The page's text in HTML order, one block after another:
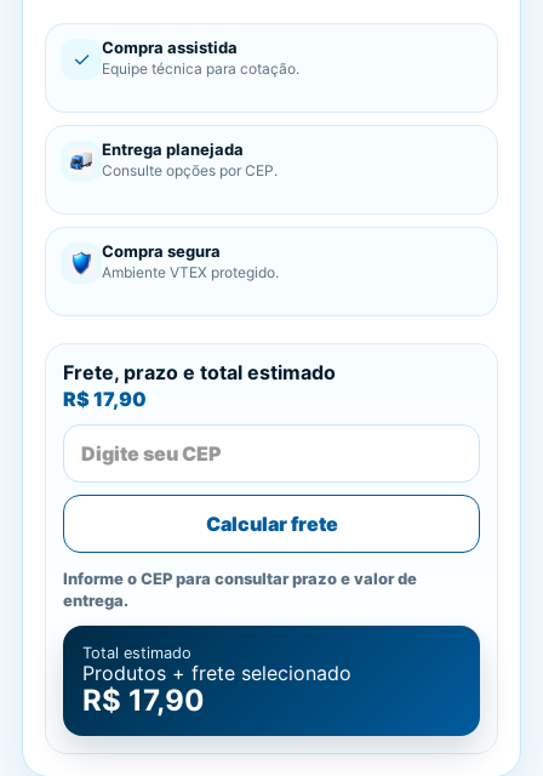
✓ Compra assistida
Equipe técnica para cotação.
Entrega planejada
Consulte opções por CEP.
Compra segura
Ambiente VTEX protegido.
Frete, prazo e total estimado
R$ 17,90
Calcular frete
Informe o CEP para consultar prazo e valor de
entrega.
Total estimado
Produtos + frete selecionado
R$ 17,90